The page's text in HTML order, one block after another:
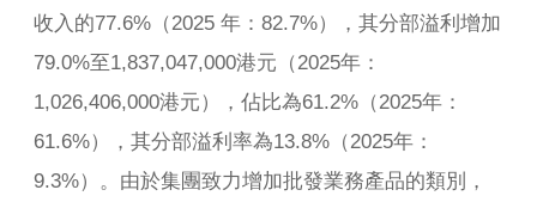
收入的77.6%（2025 年：82.7%），其分部溢利增加
79.0%至1,837,047,000港元（2025年：
1,026,406,000港元），佔比為61.2%（2025年：
61.6%），其分部溢利率為13.8%（2025年：
9.3%）。由於集團致力增加批發業務產品的類別，